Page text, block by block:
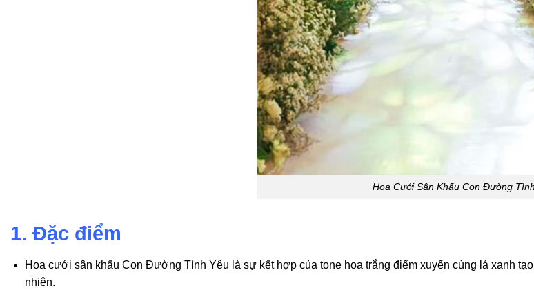
Hoa Cưới Sân Khấu Con Đường
1. Đặc điểm
Hoa cưới sân khấu Con Đường Tình Yêu là sự kết hợp của tone hoa trắng điểm xuyến cùng lá xanh
nhiên.